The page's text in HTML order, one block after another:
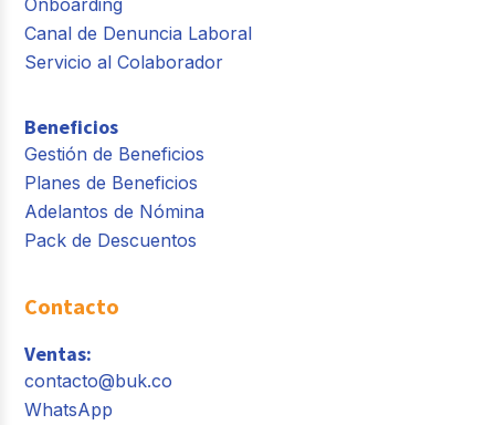
Canal de Denuncia Laboral
Servicio al Colaborador
Beneficios
Gestión de Beneficios
Planes de Beneficios
Adelantos de Nómina
Pack de Descuentos
Contacto
Ventas:
contacto@buk.co
WhatsApp